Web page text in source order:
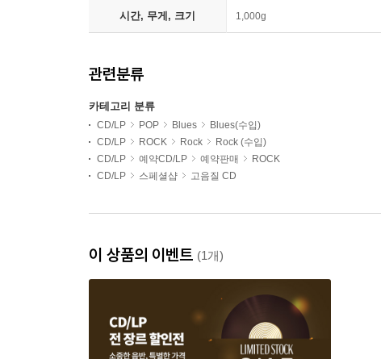
시간, 무게, 크기 1,000g
관련분류
카테고리 분류
CD/LP POP Blues
Blues(수입)
CD/LP
ROCK Rock
Rock (수입)
CD/LP
예약CD/LP 예약판매
ROCK
CD/LP
스페셜샵 고음질 CD
이 상품의 이벤트 (1개)